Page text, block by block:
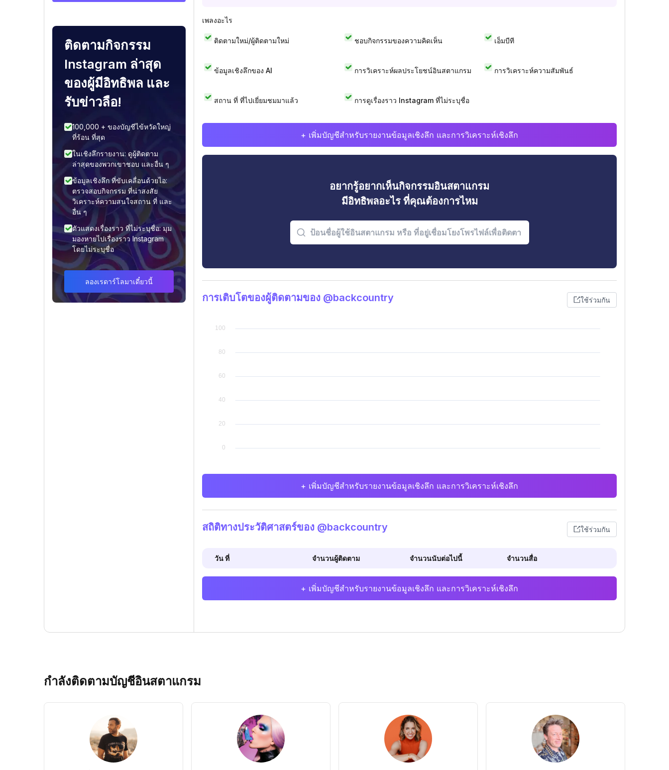
ติดตามกิจกรรม
Instagram ล่าสุด
ของผู้มีอิทธิพล และ
รับข่าวลือ!
100,000 + ของบัญชีไข้หวัดใหญ่
ที่ร้อน ที่สุด
ในเชิงลึกรายงาน: ดูผู้ติดตาม
ล่าสุดของพวกเขาชอบ และอื่น ๆ
ข้อมูลเชิงลึก ที่ขับเคลื่อนด้วยไอ:
ตรวจสอบกิจกรรม ที่น่าสงสัย
วิเคราะห์ความสนใจสถาน ที่ และ
อื่น ๆ
ตัวแสดงเรื่องราว ที่ไม่ระบุชื่อ: มุม
มองหายไปเรื่องราว Instagram
โดยไม่ระบุชื่อ
ลองเรดาร์โลมาเดี๋ยวนี้
เพลงอะไร
ติดตามใหม่/ผู้ติดตามใหม่ ชอบกิจกรรมของความคิดเห็น เอ็มบีที
ข้อมูลเชิงลึกของ AI การวิเคราะห์ผลประโยชน์อินสตาแกรม การวิเคราะห์ความสัมพันธ์
สถาน ที่ ที่ไปเยี่ยมชมมาแล้ว การดูเรื่องราว Instagram ที่ไม่ระบุชื่อ
+ เพิ่มบัญชีสำหรับรายงานข้อมูลเชิงลึก และการวิเคราะห์เชิงลึก
อยากรู้อยากเห็นกิจกรรมอินสตาแกรม
มีอิทธิพลอะไร ที่คุณต้องการไหม
การเติบโตของผู้ติดตามของ @backcountry ใช้ร่วมกัน
+ เพิ่มบัญชีสำหรับรายงานข้อมูลเชิงลึก และการวิเคราะห์เชิงลึก
สถิติทางประวัติศาสตร์ของ @backcountry ใช้ร่วมกัน
วัน ที่ จำนวนผู้ติดตาม จำนวนนับต่อไปนี้ จำนวนสื่อ
+ เพิ่มบัญชีสำหรับรายงานข้อมูลเชิงลึก และการวิเคราะห์เชิงลึก
กำลังติดตามบัญชีอินสตาแกรม